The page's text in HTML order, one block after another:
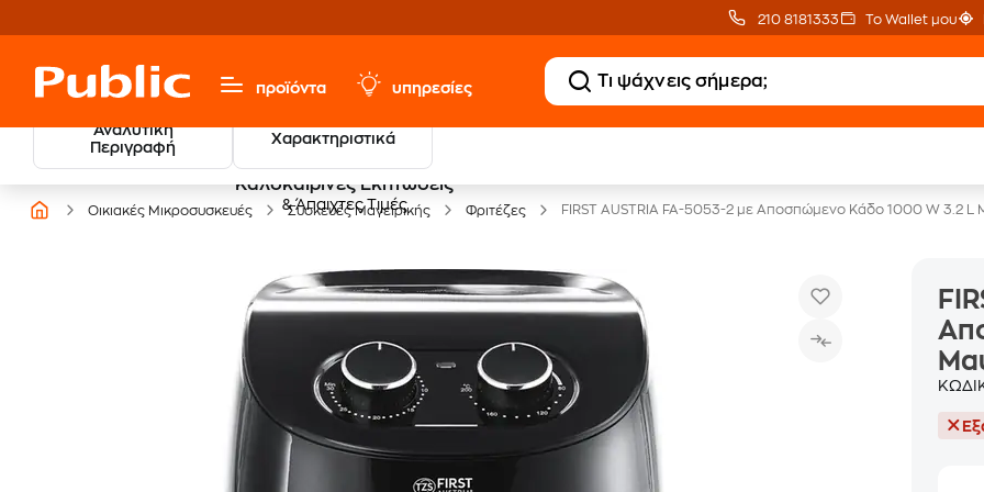
210 8181333 Το Wallet μου
προϊόντα υπηρεσίες
Αναλυτική
Περιγραφή
Χαρακτηριστικά
Καλοκαιρινές Εκπτώσεις
& Άπαιχτες Τιμές
Οικιακές Μικροσυσκευές Συσκευές Μαγειρικής Φριτέζες FIRST AUSTRIA FA-5053-2 με Αποσπώμενο Κάδο 1000 W 3.2 L